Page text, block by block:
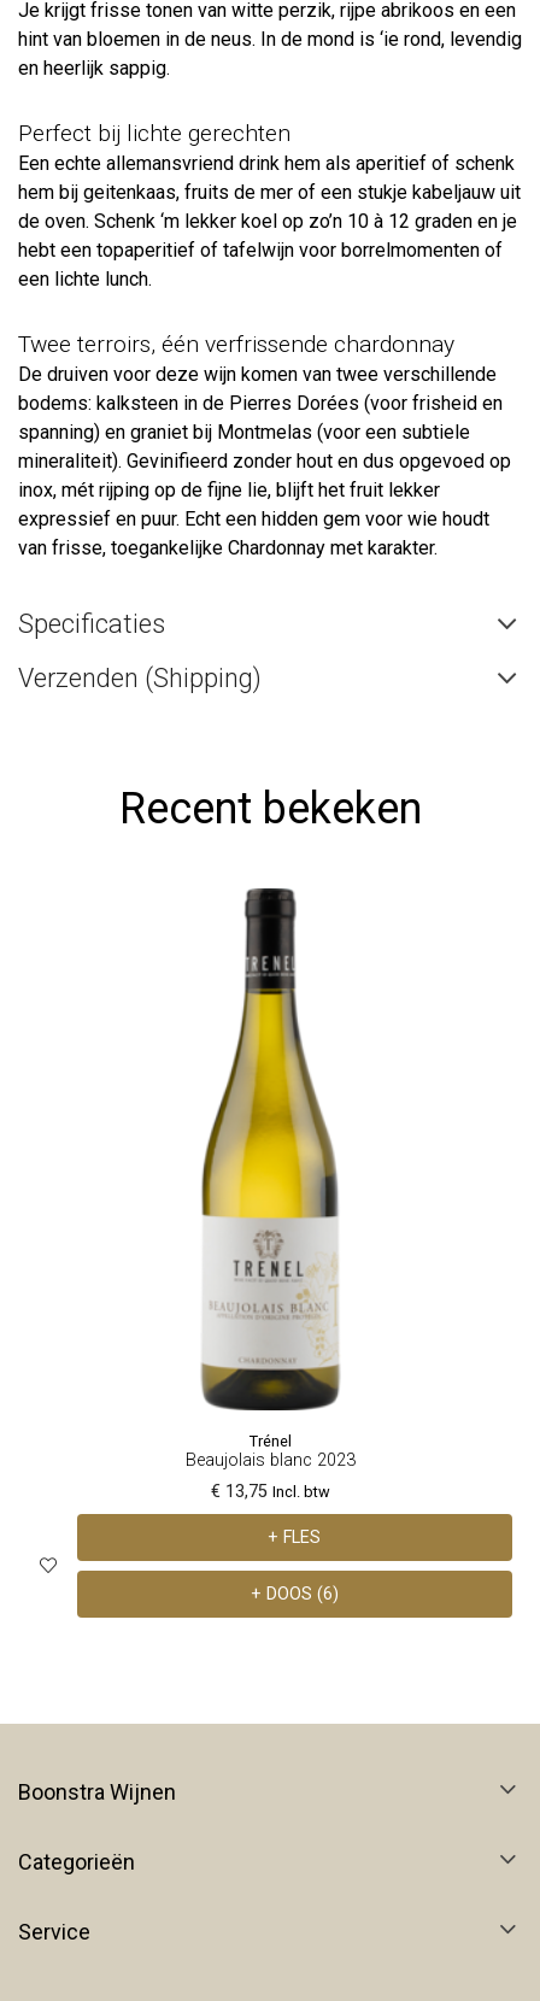
Je krijgt frisse tonen van witte perzik, rijpe abrikoos en een
hint van bloemen in de neus. In de mond is ‘ie rond, levendig
en heerlijk sappig.
Perfect bij lichte gerechten
Een echte allemansvriend drink hem als aperitief of schenk
hem bij geitenkaas, fruits de mer of een stukje kabeljauw uit
de oven. Schenk ‘m lekker koel op zo’n 10 à 12 graden en je
hebt een topaperitief of tafelwijn voor borrelmomenten of
een lichte lunch.
Twee terroirs, één verfrissende chardonnay
De druiven voor deze wijn komen van twee verschillende
bodems: kalksteen in de Pierres Dorées (voor frisheid en
spanning) en graniet bij Montmelas (voor een subtiele
mineraliteit). Gevinifieerd zonder hout en dus opgevoed op
inox, mét rijping op de fijne lie, blijft het fruit lekker
expressief en puur. Echt een hidden gem voor wie houdt
van frisse, toegankelijke Chardonnay met karakter.
Specificaties
Verzenden (Shipping)
Recent bekeken
Trénel
Beaujolais blanc 2023
€ 13,75 Incl. btw
+ FLES
+ DOOS (6)
Boonstra Wijnen
Categorieën
Service